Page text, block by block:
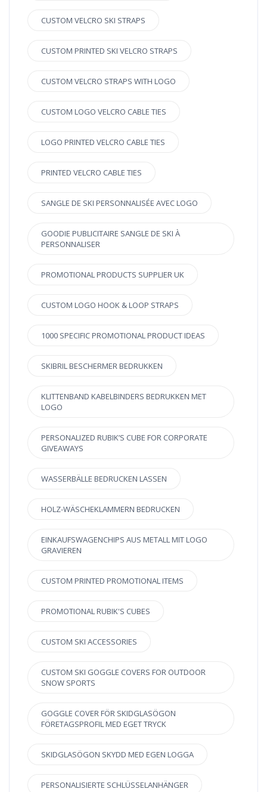
CUSTOM VELCRO SKI STRAPS
CUSTOM PRINTED SKI VELCRO STRAPS
CUSTOM VELCRO STRAPS WITH LOGO
CUSTOM LOGO VELCRO CABLE TIES
LOGO PRINTED VELCRO CABLE TIES
PRINTED VELCRO CABLE TIES
SANGLE DE SKI PERSONNALISÉE AVEC LOGO
GOODIE PUBLICITAIRE SANGLE DE SKI À
PERSONNALISER
PROMOTIONAL PRODUCTS SUPPLIER UK
CUSTOM LOGO HOOK & LOOP STRAPS
1000 SPECIFIC PROMOTIONAL PRODUCT IDEAS
SKIBRIL BESCHERMER BEDRUKKEN
KLITTENBAND KABELBINDERS BEDRUKKEN MET
LOGO
PERSONALIZED RUBIK’S CUBE FOR CORPORATE
GIVEAWAYS
WASSERBÄLLE BEDRUCKEN LASSEN
HOLZ-WÄSCHEKLAMMERN BEDRUCKEN
EINKAUFSWAGENCHIPS AUS METALL MIT LOGO
GRAVIEREN
CUSTOM PRINTED PROMOTIONAL ITEMS
PROMOTIONAL RUBIK'S CUBES
CUSTOM SKI ACCESSORIES
CUSTOM SKI GOGGLE COVERS FOR OUTDOOR
SNOW SPORTS
GOGGLE COVER FÖR SKIDGLASÖGON
FÖRETAGSPROFIL MED EGET TRYCK
SKIDGLASÖGON SKYDD MED EGEN LOGGA
PERSONALISIERTE SCHLÜSSELANHÄNGER